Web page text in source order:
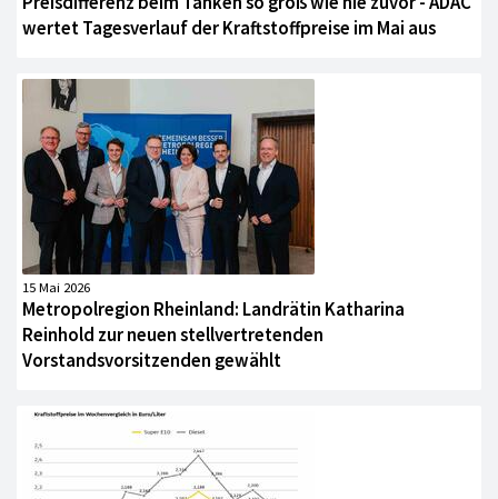
wertet Tagesverlauf der Kraftstoffpreise im Mai aus
15 Mai 2026
Metropolregion Rheinland: Landrätin Katharina
Reinhold zur neuen stellvertretenden
Vorstandsvorsitzenden gewählt